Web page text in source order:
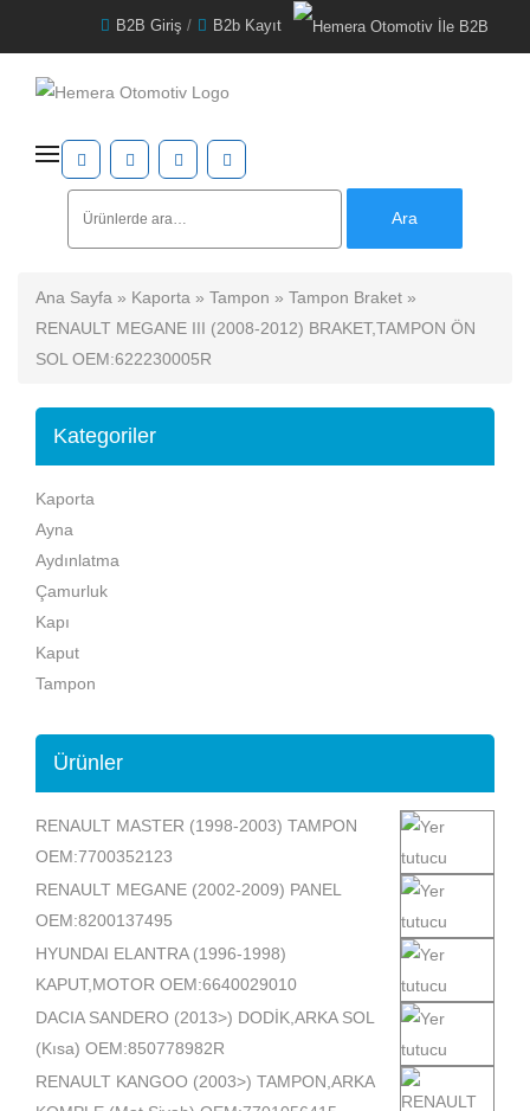
B2B Giriş / B2b Kayıt
Ara
Ana Sayfa » Kaporta » Tampon » Tampon Braket »
RENAULT MEGANE III (2008-2012) BRAKET,TAMPON ÖN
SOL OEM:622230005R
Kategoriler
Kaporta
Ayna
Aydınlatma
Çamurluk
Kapı
Kaput
Tampon
Ürünler
RENAULT MASTER (1998-2003) TAMPON
OEM:7700352123
RENAULT MEGANE (2002-2009) PANEL
OEM:8200137495
HYUNDAI ELANTRA (1996-1998)
KAPUT,MOTOR OEM:6640029010
DACIA SANDERO (2013>) DODİK,ARKA SOL
(Kısa) OEM:850778982R
RENAULT KANGOO (2003>) TAMPON,ARKA